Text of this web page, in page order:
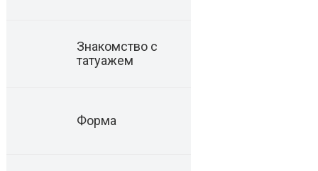
Знакомство с
татуажем
Форма